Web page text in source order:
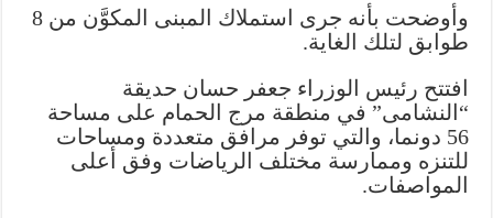
مجاور
في
مرج
الحمام
مغلقة
وأوضحت بأنه جرى استملاك المبنى المكوَّن من 8
طوابق لتلك الغاية.
افتتح رئيس الوزراء جعفر حسان حديقة
“النشامى” في منطقة مرج الحمام على مساحة
56 دونما، والتي توفر مرافق متعددة ومساحات
للتنزه وممارسة مختلف الرياضات وفق أعلى
المواصفات.